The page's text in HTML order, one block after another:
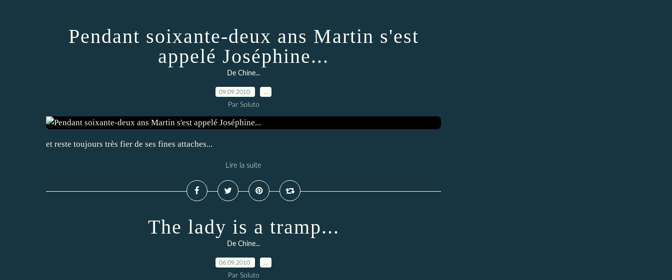
Pendant soixante-deux ans Martin s'est
appelé Joséphine...
De Chine...
09.09.2010
Par Soluto
et reste toujours très fier de ses fines attaches...
Lire la suite
The lady is a tramp...
De Chine...
06.09.2010
Par Soluto